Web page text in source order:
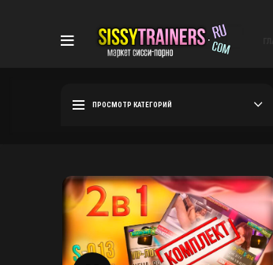
ПРОСМОТР КАТЕГОРИЙ